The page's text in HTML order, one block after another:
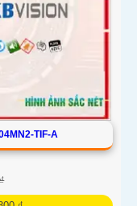
TIF-A